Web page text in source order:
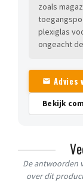
zoals
plexiglas
ongeacht
Advies
Bekijk
De antwoorden
over dit